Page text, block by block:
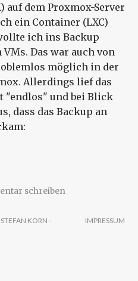
dem Proxmox-Server
ein Container (LXC)
ich ins Backup
Das war auch von
möglich in der
Allerdings lief das
"endlos" und bei Blick
dass das Backup an
Container
schreiben
IMPRESSUM
STEFAN KORN -